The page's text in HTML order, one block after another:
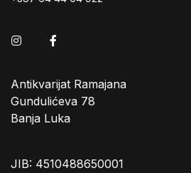
Instagram
Antikvarijat Ramajana
Gundulićeva 78
Banja Luka
JIB: 4510488650001